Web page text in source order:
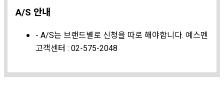
A/S 안내
- A/S는 브랜드별로 신청을 따로 해야합니다. 예스펜
고객센터 : 02-575-2048